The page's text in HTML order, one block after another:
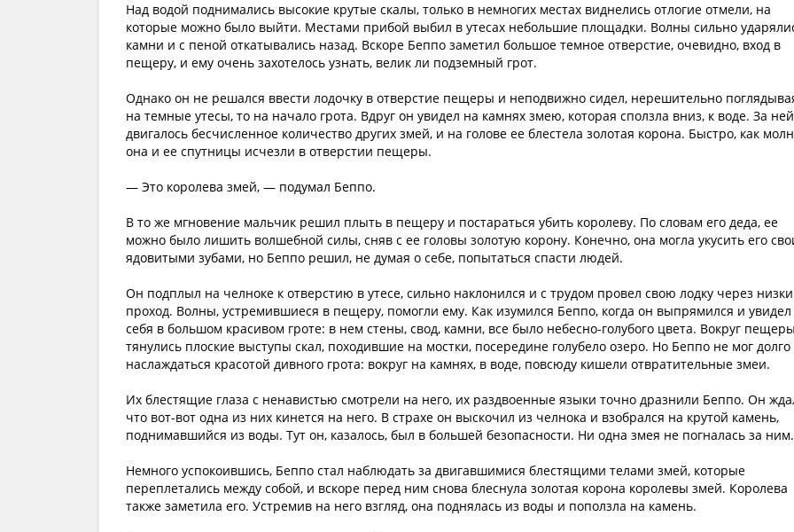
Над водой поднимались высокие крутые скалы, только в немногих местах виднелись отлогие отмели, на
которые можно было выйти. Местами прибой выбил в утесах небольшие площадки. Волны сильно
камни и с пеной откатывались назад. Вскоре Беппо заметил большое темное отверстие, очевидно, вход в
пещеру, и ему очень захотелось узнать, велик ли подземный грот.
Однако он не решался ввести лодочку в отверстие пещеры и неподвижно сидел, нерешительно
на темные утесы, то на начало грота. Вдруг он увидел на камнях змею, которая сползла вниз, к воде. За ней
двигалось бесчисленное количество других змей, и на голове ее блестела золотая корона. Быстро, как
она и ее спутницы исчезли в отверстии пещеры.
— Это королева змей, — подумал Беппо.
В то же мгновение мальчик решил плыть в пещеру и постараться убить королеву. По словам его деда, ее
можно было лишить волшебной силы, сняв с ее головы золотую корону. Конечно, она могла укусить его
ядовитыми зубами, но Беппо решил, не думая о себе, попытаться спасти людей.
Он подплыл на челноке к отверстию в утесе, сильно наклонился и с трудом провел свою лодку через
проход. Волны, устремившиеся в пещеру, помогли ему. Как изумился Беппо, когда он выпрямился и увидел
себя в большом красивом гроте: в нем стены, свод, камни, все было небесно-голубого цвета. Вокруг пещеры
тянулись плоские выступы скал, походившие на мостки, посередине голубело озеро. Но Беппо не мог долго
наслаждаться красотой дивного грота: вокруг на камнях, в воде, повсюду кишели отвратительные змеи.
Их блестящие глаза с ненавистью смотрели на него, их раздвоенные языки точно дразнили Беппо. Он
что вот-вот одна из них кинется на него. В страхе он выскочил из челнока и взобрался на крутой камень,
поднимавшийся из воды. Тут он, казалось, был в большей безопасности. Ни одна змея не погналась за ним.
Немного успокоившись, Беппо стал наблюдать за двигавшимися блестящими телами змей, которые
переплетались между собой, и вскоре перед ним снова блеснула золотая корона королевы змей. Королева
также заметила его. Устремив на него взгляд, она поднялась из воды и поползла на камень.